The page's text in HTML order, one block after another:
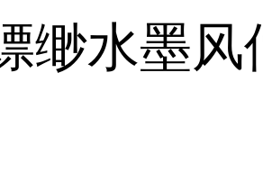
缈水墨风